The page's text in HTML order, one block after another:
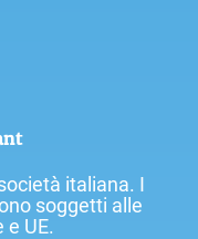
italiana. I
soggetti alle
UE.